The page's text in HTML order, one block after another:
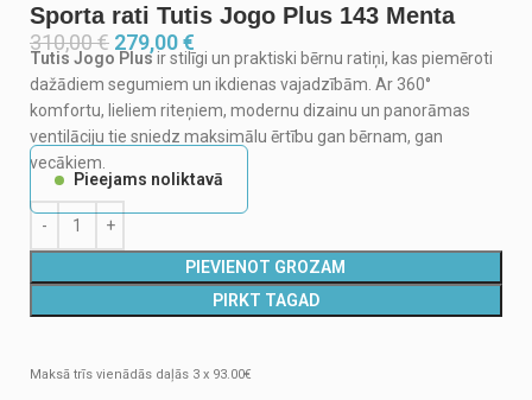
Sporta rati Tutis Jogo Plus 143 Menta
310,00€ 279,00€
Tutis Jogo Plusir stilīgi un praktiski bērnu ratiņi, kas piemēroti
dažādiem segumiem un ikdienas vajadzībām. Ar 360°
komfortu, lieliem riteņiem, modernu dizainu un panorāmas
ventilāciju tie sniedz maksimālu ērtību gan bērnam, gan
vecākiem.
Pieejams noliktavā
PIEVIENOT GROZAM
PIRKT TAGAD
Maksā trīs vienādās daļās 3 x 93.00€